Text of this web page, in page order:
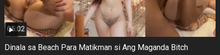
Dinala sa Beach Para Matikman si Ang Maganda Bitch